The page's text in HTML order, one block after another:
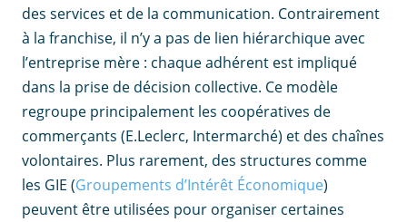
des services et de la communication. Contrairement
à la franchise, il n’y a pas de lien hiérarchique avec
l’entreprise mère : chaque adhérent est impliqué
dans la prise de décision collective. Ce modèle
regroupe principalement les coopératives de
commerçants (E.Leclerc, Intermarché) et des chaînes
volontaires. Plus rarement, des structures comme
les GIE (Groupements d’Intérêt Économique)
peuvent être utilisées pour organiser certaines